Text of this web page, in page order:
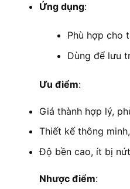
Ứng dụng:
Phù hợp cho
Dùng để lưu
Ưu điểm:
Giá thành hợp lý,
Thiết kế thông
Độ bền cao, ít bị
Nhược điểm: